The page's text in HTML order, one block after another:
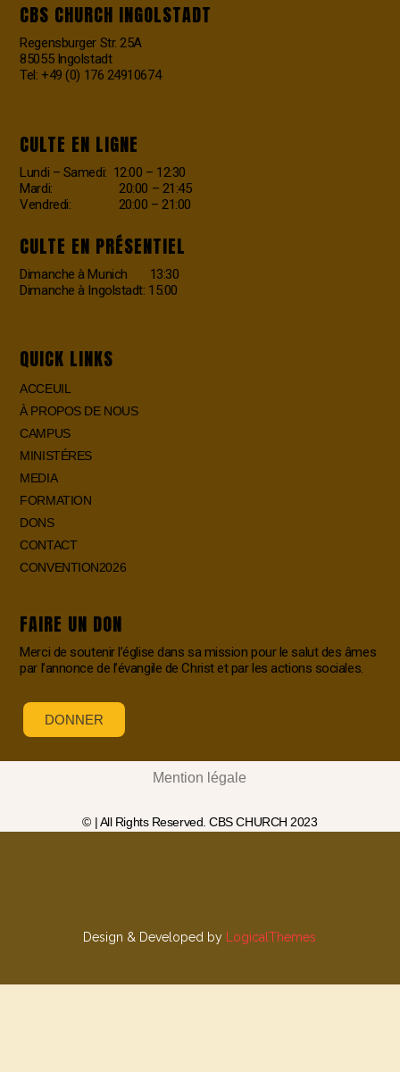
CBS CHURCH INGOLSTADT
Regensburger Str. 25A
85055 Ingolstadt
Tel: +49 (0) 176 24910674
CULTE EN LIGNE
Lundi – Samedi: 12:00 – 12:30
Mardi: 20:00 – 21:45
Vendredi: 20:00 – 21:00
CULTE EN PRÉSENTIEL
Dimanche à Munich 13:30
Dimanche à Ingolstadt: 15:00
QUICK LINKS
ACCEUIL
À PROPOS DE NOUS
CAMPUS
MINISTÉRES
MEDIA
FORMATION
DONS
CONTACT
CONVENTION2026
FAIRE UN DON
Merci de soutenir l’église dans sa mission pour le salut des âmes
par l’annonce de l’évangile de Christ et par les actions sociales.
DONNER
Mention légale
© | All Rights Reserved. CBS CHURCH 2023
Design & Developed by LogicalThemes